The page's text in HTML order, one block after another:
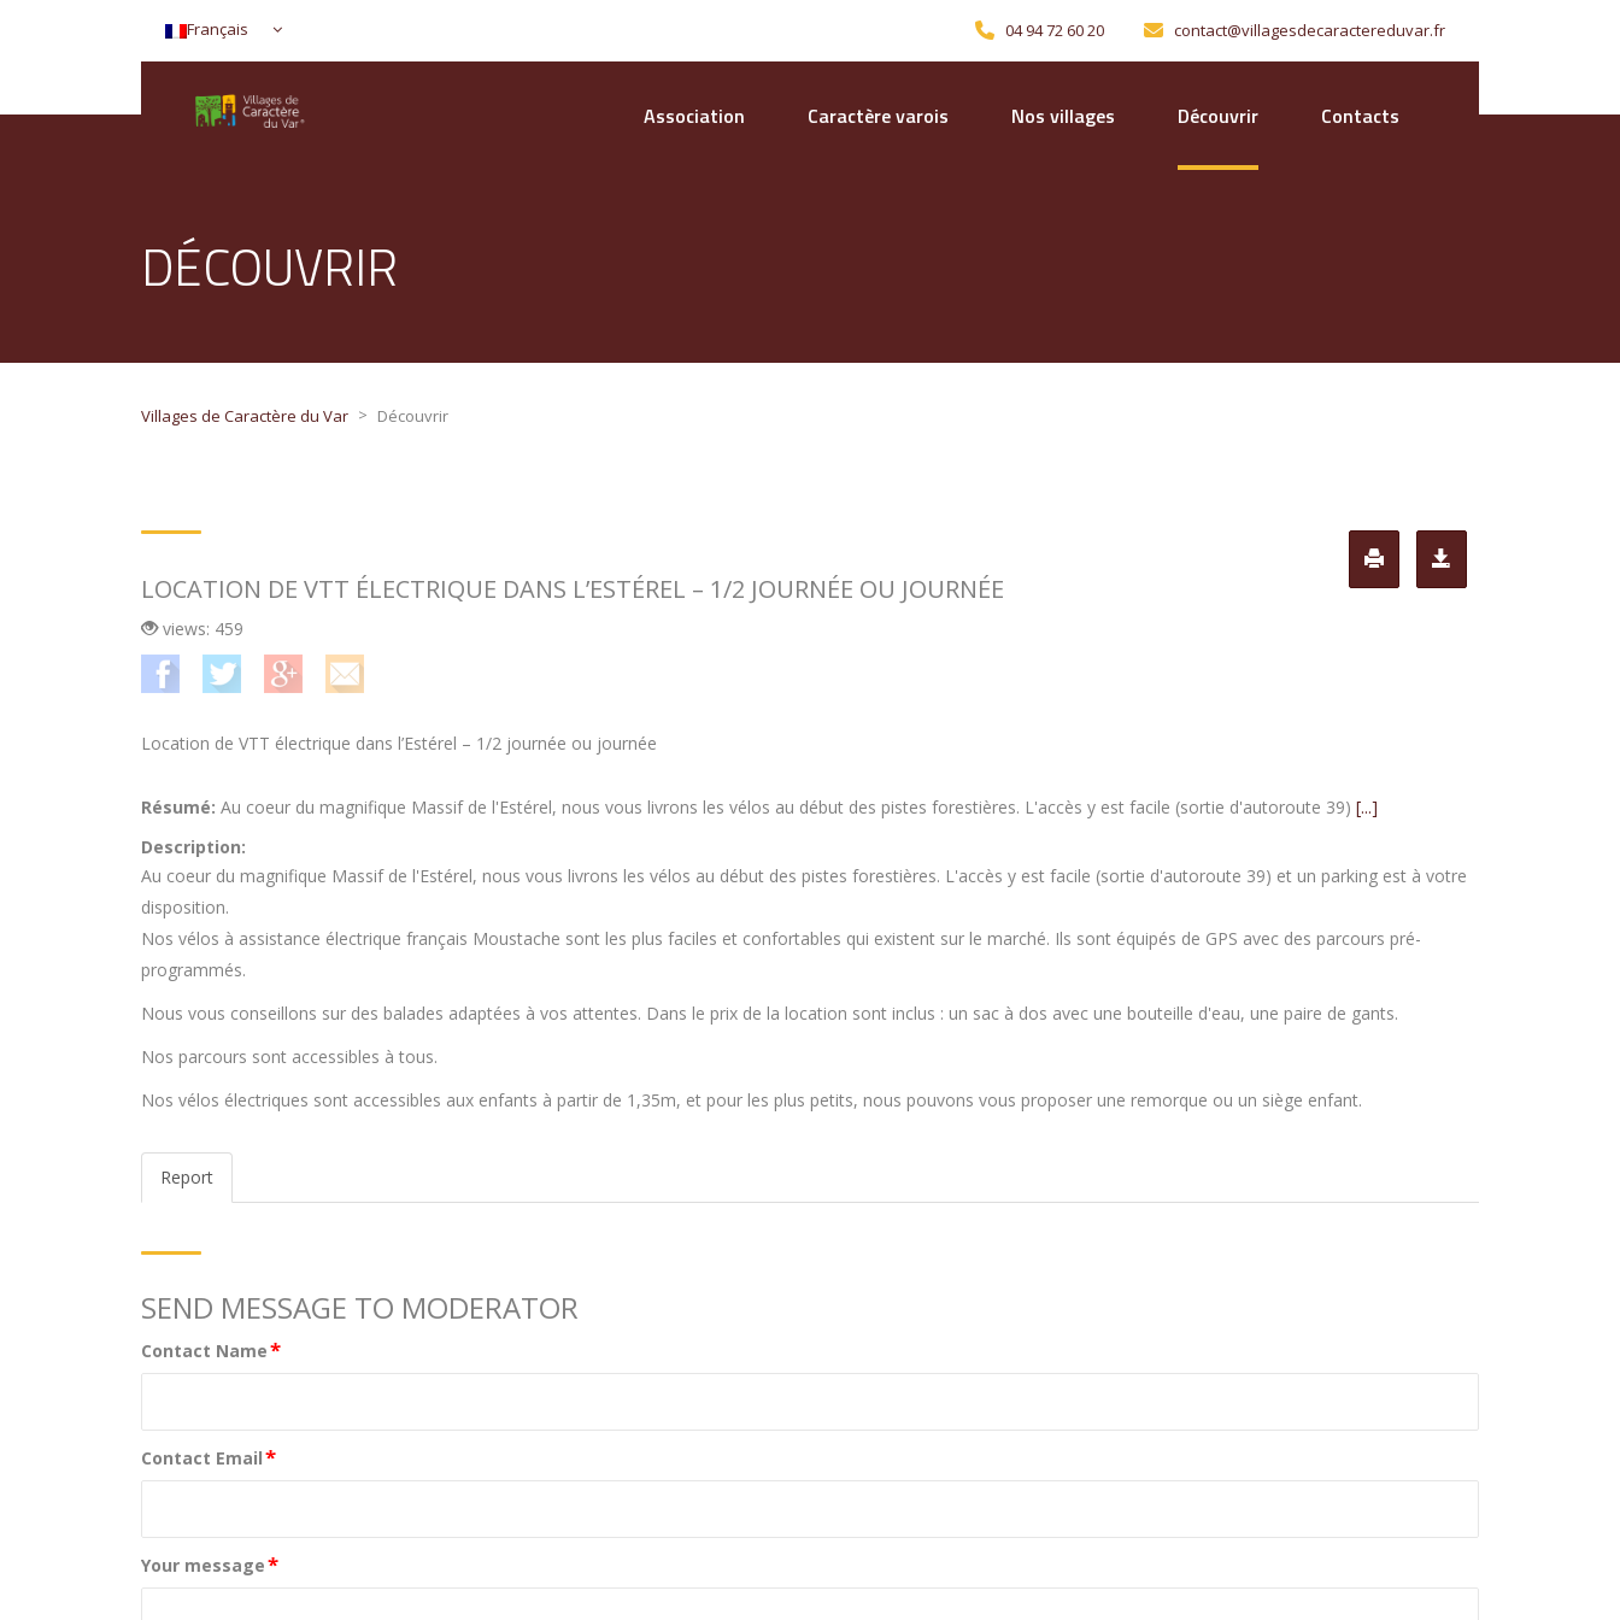
Français 04 94 72 60 20 contact@villagesdecaractereduvar.fr
Association Caractère varois Nos villages Découvrir Contacts
DÉCOUVRIR
Villages de Caractère du Var > Découvrir
LOCATION DE VTT ÉLECTRIQUE DANS L’ESTÉREL – 1/2 JOURNÉE OU JOURNÉE
views: 459
Location de VTT électrique dans l’Estérel – 1/2 journée ou journée
Résumé: Au coeur du magnifique Massif de l'Estérel, nous vous livrons les vélos au début des pistes forestières. L'accès y est facile (sortie d'autoroute 39) [...]
Description:
Au coeur du magnifique Massif de l'Estérel, nous vous livrons les vélos au début des pistes forestières. L'accès y est facile (sortie d'autoroute 39) et un parking est à votre
disposition.
Nos vélos à assistance électrique français Moustache sont les plus faciles et confortables qui existent sur le marché. Ils sont équipés de GPS avec des parcours pré-
programmés.
Nous vous conseillons sur des balades adaptées à vos attentes. Dans le prix de la location sont inclus : un sac à dos avec une bouteille d'eau, une paire de gants.
Nos parcours sont accessibles à tous.
Nos vélos électriques sont accessibles aux enfants à partir de 1,35m, et pour les plus petits, nous pouvons vous proposer une remorque ou un siège enfant.
Report
SEND MESSAGE TO MODERATOR
Contact Name*
Contact Email*
Your message*